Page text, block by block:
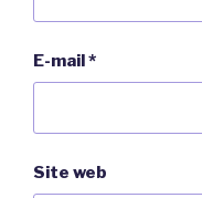
E-mail*
Site web